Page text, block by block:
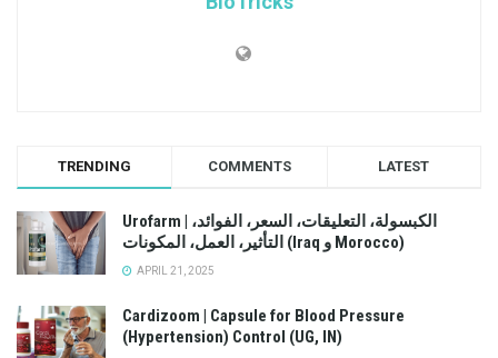
TRENDING COMMENTS LATEST
Urofarm | الكبسولة، التعليقات، السعر، الفوائد،
التأثير، العمل، المكونات (Iraq و Morocco)
APRIL 21, 2025
Cardizoom | Capsule for Blood Pressure
(Hypertension) Control (UG, IN)